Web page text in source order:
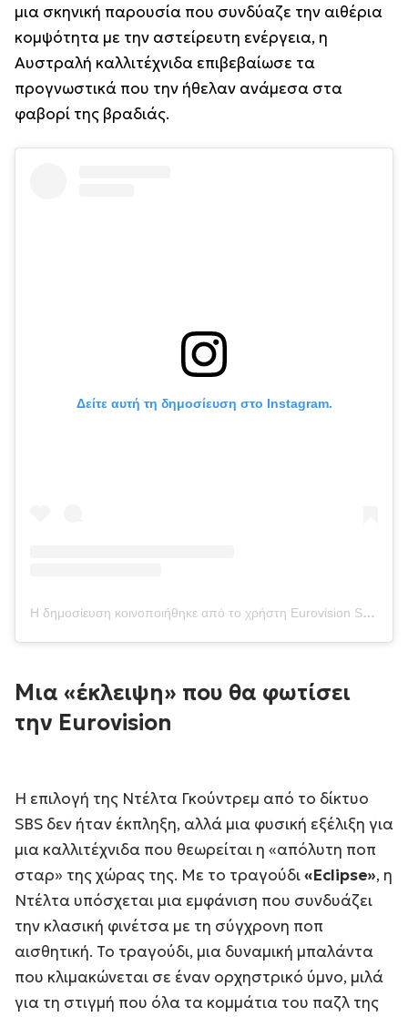
μια σκηνική παρουσία που συνδύαζε την αιθέρια
κομψότητα με την αστείρευτη ενέργεια, η
Αυστραλή καλλιτέχνιδα επιβεβαίωσε τα
προγνωστικά που την ήθελαν ανάμεσα στα
φαβορί της βραδιάς.
Δείτε αυτή τη δημοσίευση στο Instagram.
Η δημοσίευση κοινοποιήθηκε από το χρήστη Eurovision Song Contest (@eurovision)
Μια «έκλειψη» που θα φωτίσει
την Eurovision
Η επιλογή της Ντέλτα Γκούντρεμ από το δίκτυο
SBS δεν ήταν έκπληξη, αλλά μια φυσική εξέλιξη για
μια καλλιτέχνιδα που θεωρείται η «απόλυτη ποπ
σταρ» της χώρας της. Με το τραγούδι«Eclipse», η
Ντέλτα υπόσχεται μια εμφάνιση που συνδυάζει
την κλασική φινέτσα με τη σύγχρονη ποπ
αισθητική. Το τραγούδι, μια δυναμική μπαλάντα
που κλιμακώνεται σε έναν ορχηστρικό ύμνο, μιλά
για τη στιγμή που όλα τα κομμάτια του παζλ της